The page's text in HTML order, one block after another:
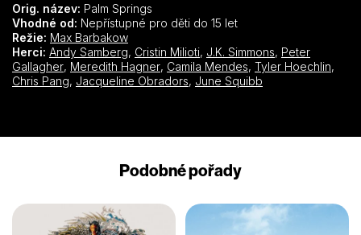
Orig. název: Palm Springs
Vhodné od: Nepřístupné pro děti do 15 let
Režie: Max Barbakow
Herci: Andy Samberg, Cristin Milioti, J.K. Simmons, Peter
Gallagher, Meredith Hagner, Camila Mendes, Tyler Hoechlin,
Chris Pang, Jacqueline Obradors, June Squibb
Podobné pořady